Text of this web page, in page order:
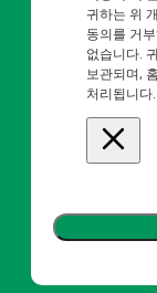
귀하는 위
동의를 거
없습니다.
보관되며,
처리됩니다.